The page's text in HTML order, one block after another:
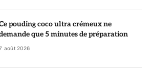
pouding coco ultra crémeux ne
que 5 minutes de préparation
août 2026